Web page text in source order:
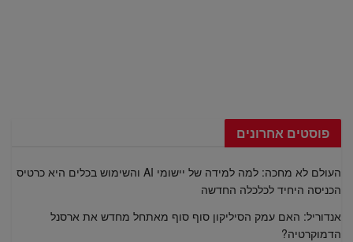
פוסטים אחרונים
העולם לא מחכה: למה למידה של יישומי AI והשימוש בכלים היא כרטיס
הכניסה היחיד לכלכלה החדשה
אנדוריל: האם עמק הסיליקון סוף סוף מאתחל מחדש את ארסנל
הדמוקרטיה?